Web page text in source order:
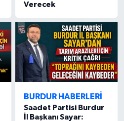
Verecek
BURDUR HABERLERİ
Saadet Partisi Burdur
İl Başkanı Sayar: